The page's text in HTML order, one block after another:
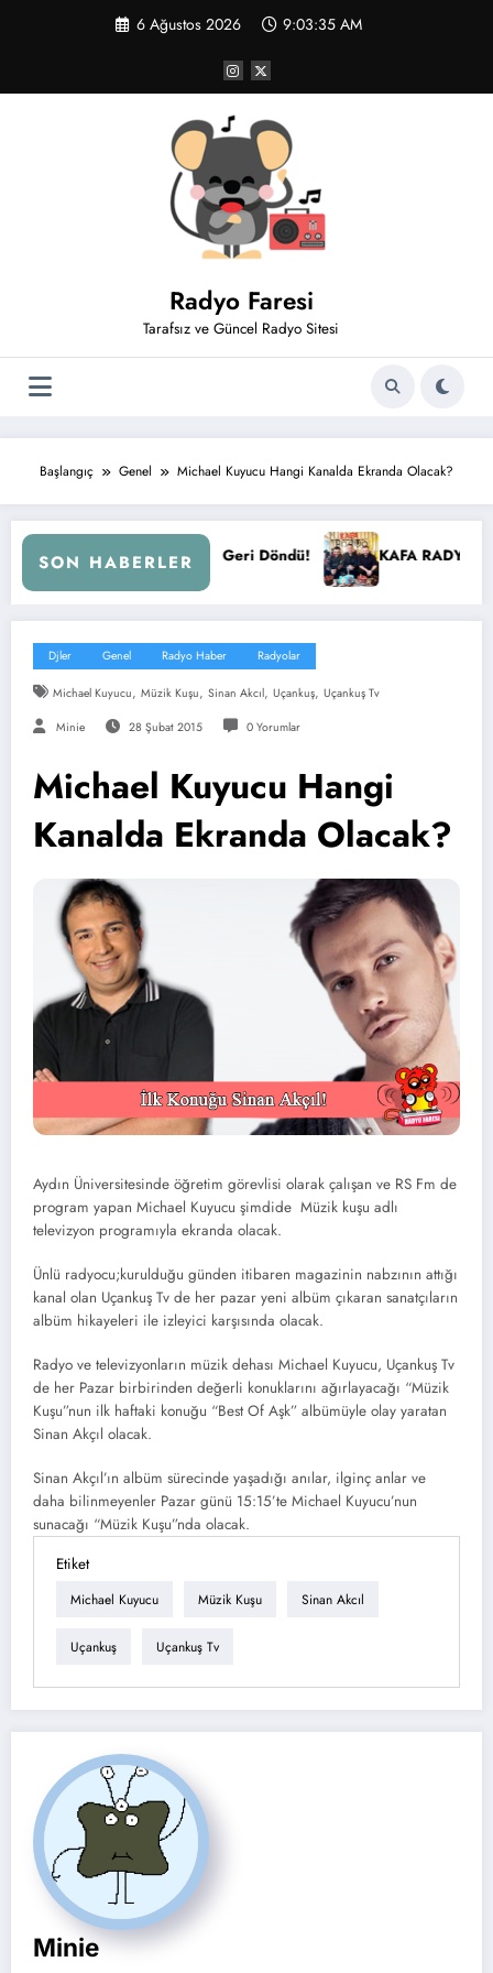
6 Ağustos 2026 9:03:35 AM
Radyo Faresi
Tarafsız ve Güncel Radyo Sitesi
Başlangıç Genel Michael Kuyucu Hangi Kanalda Ekranda Olacak?
SON HABERLER
Geri Döndü! KAFA RADYO 6 YAŞINDA! İBB
Djler Genel Radyo Haber Radyolar
Michael Kuyucu, Müzik Kuşu, Sinan Akcıl, Uçankuş, Uçankuş Tv
Minie 28 Şubat 2015 0 Yorumlar
Michael Kuyucu Hangi
Kanalda Ekranda Olacak?
Aydın Üniversitesinde öğretim görevlisi olarak çalışan ve RS Fm de
program yapan Michael Kuyucu şimdide Müzik kuşu adlı
televizyon programıyla ekranda olacak.
Ünlü radyocu;kurulduğu günden itibaren magazinin nabzının attığı
kanal olan Uçankuş Tv de her pazar yeni albüm çıkaran sanatçıların
albüm hikayeleri ile izleyici karşısında olacak.
Radyo ve televizyonların müzik dehası Michael Kuyucu, Uçankuş Tv
de her Pazar birbirinden değerli konuklarını ağırlayacağı “Müzik
Kuşu”nun ilk haftaki konuğu “Best Of Aşk” albümüyle olay yaratan
Sinan Akçıl olacak.
Sinan Akçıl’ın albüm sürecinde yaşadığı anılar, ilginç anlar ve
daha bilinmeyenler Pazar günü 15:15’te Michael Kuyucu’nun
sunacağı “Müzik Kuşu”nda olacak.
Etiket
Michael Kuyucu Müzik Kuşu Sinan Akcıl
Uçankuş Uçankuş Tv
Minie